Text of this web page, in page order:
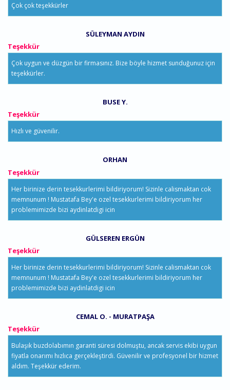
Çok çok teşekkürler
SÜLEYMAN AYDIN
Teşekkür
Çok uygun ve düzgün bir firmasınız. Bize böyle hizmet sunduğunuz için
teşekkürler.
BUSE Y.
Teşekkür
Hızlı ve güvenilir.
ORHAN
Teşekkür
Her birinize derin tesekkurlerimi bildiriyorum! Sizinle calismaktan cok
memnunum ! Mustatafa Bey'e ozel tesekkurlerimi bildiriyorum her
problemimizde bizi aydinlatdigi icin
GÜLSEREN ERGÜN
Teşekkür
Her birinize derin tesekkurlerimi bildiriyorum! Sizinle calismaktan cok
memnunum ! Mustatafa Bey'e ozel tesekkurlerimi bildiriyorum her
problemimizde bizi aydinlatdigi icin
CEMAL O. - MURATPAŞA
Teşekkür
Bulaşık buzdolabımın garanti süresi dolmuştu, ancak servis ekibi uygun
fiyatla onarımı hızlıca gerçekleştirdi. Güvenilir ve profesyonel bir hizmet
aldım. Teşekkür ederim.